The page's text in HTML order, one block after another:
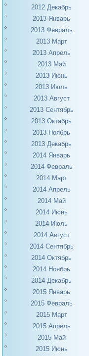
2012 Декабрь
2013 Январь
2013 Февраль
2013 Март
2013 Апрель
2013 Май
2013 Июнь
2013 Июль
2013 Август
2013 Сентябрь
2013 Октябрь
2013 Ноябрь
2013 Декабрь
2014 Январь
2014 Февраль
2014 Март
2014 Апрель
2014 Май
2014 Июнь
2014 Июль
2014 Август
2014 Сентябрь
2014 Октябрь
2014 Ноябрь
2014 Декабрь
2015 Январь
2015 Февраль
2015 Март
2015 Апрель
2015 Май
2015 Июнь